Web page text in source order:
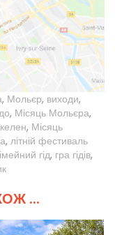
, Мольєр, виходи,
, Місяць Мольєра,
, Місяць
, літній фестиваль
гід, гра гідів,
...